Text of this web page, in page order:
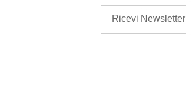
Ricevi Newsletter